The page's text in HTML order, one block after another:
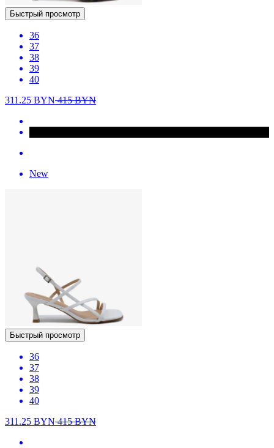
Быстрый просмотр
36
37
38
39
40
311.25 BYN415BYN
New
Быстрый просмотр
36
37
38
39
40
311.25 BYN415BYN